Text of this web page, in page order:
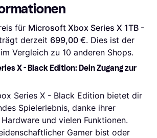
für Microsoft Xbox Series X 1TB -
derzeit 699,00 €. Dies ist der
Vergleich zu 10 anderen Shops.
X - Black Edition: Dein Zugang zur
Series X - Black Edition bietet dir
Spielerlebnis, danke ihrer
und vielen Funktionen.
Gamer bist oder